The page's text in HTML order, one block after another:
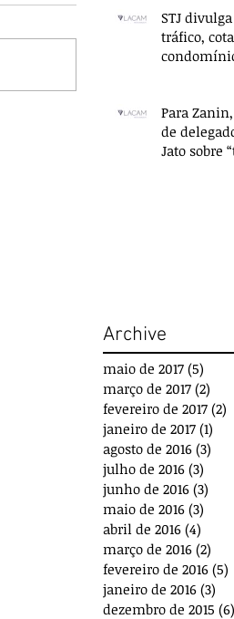
STJ
tráfico,
Para
de
Jato sobre
Archive
maio de 2017 (5)
março de 2017 (2)
fevereiro de 2017 (2)
janeiro de 2017 (1)
agosto de 2016 (3)
julho de 2016 (3)
junho de 2016 (3)
maio de 2016 (3)
abril de 2016 (4)
março de 2016 (2)
fevereiro de 2016 (5)
janeiro de 2016 (3)
dezembro de 2015 (6)